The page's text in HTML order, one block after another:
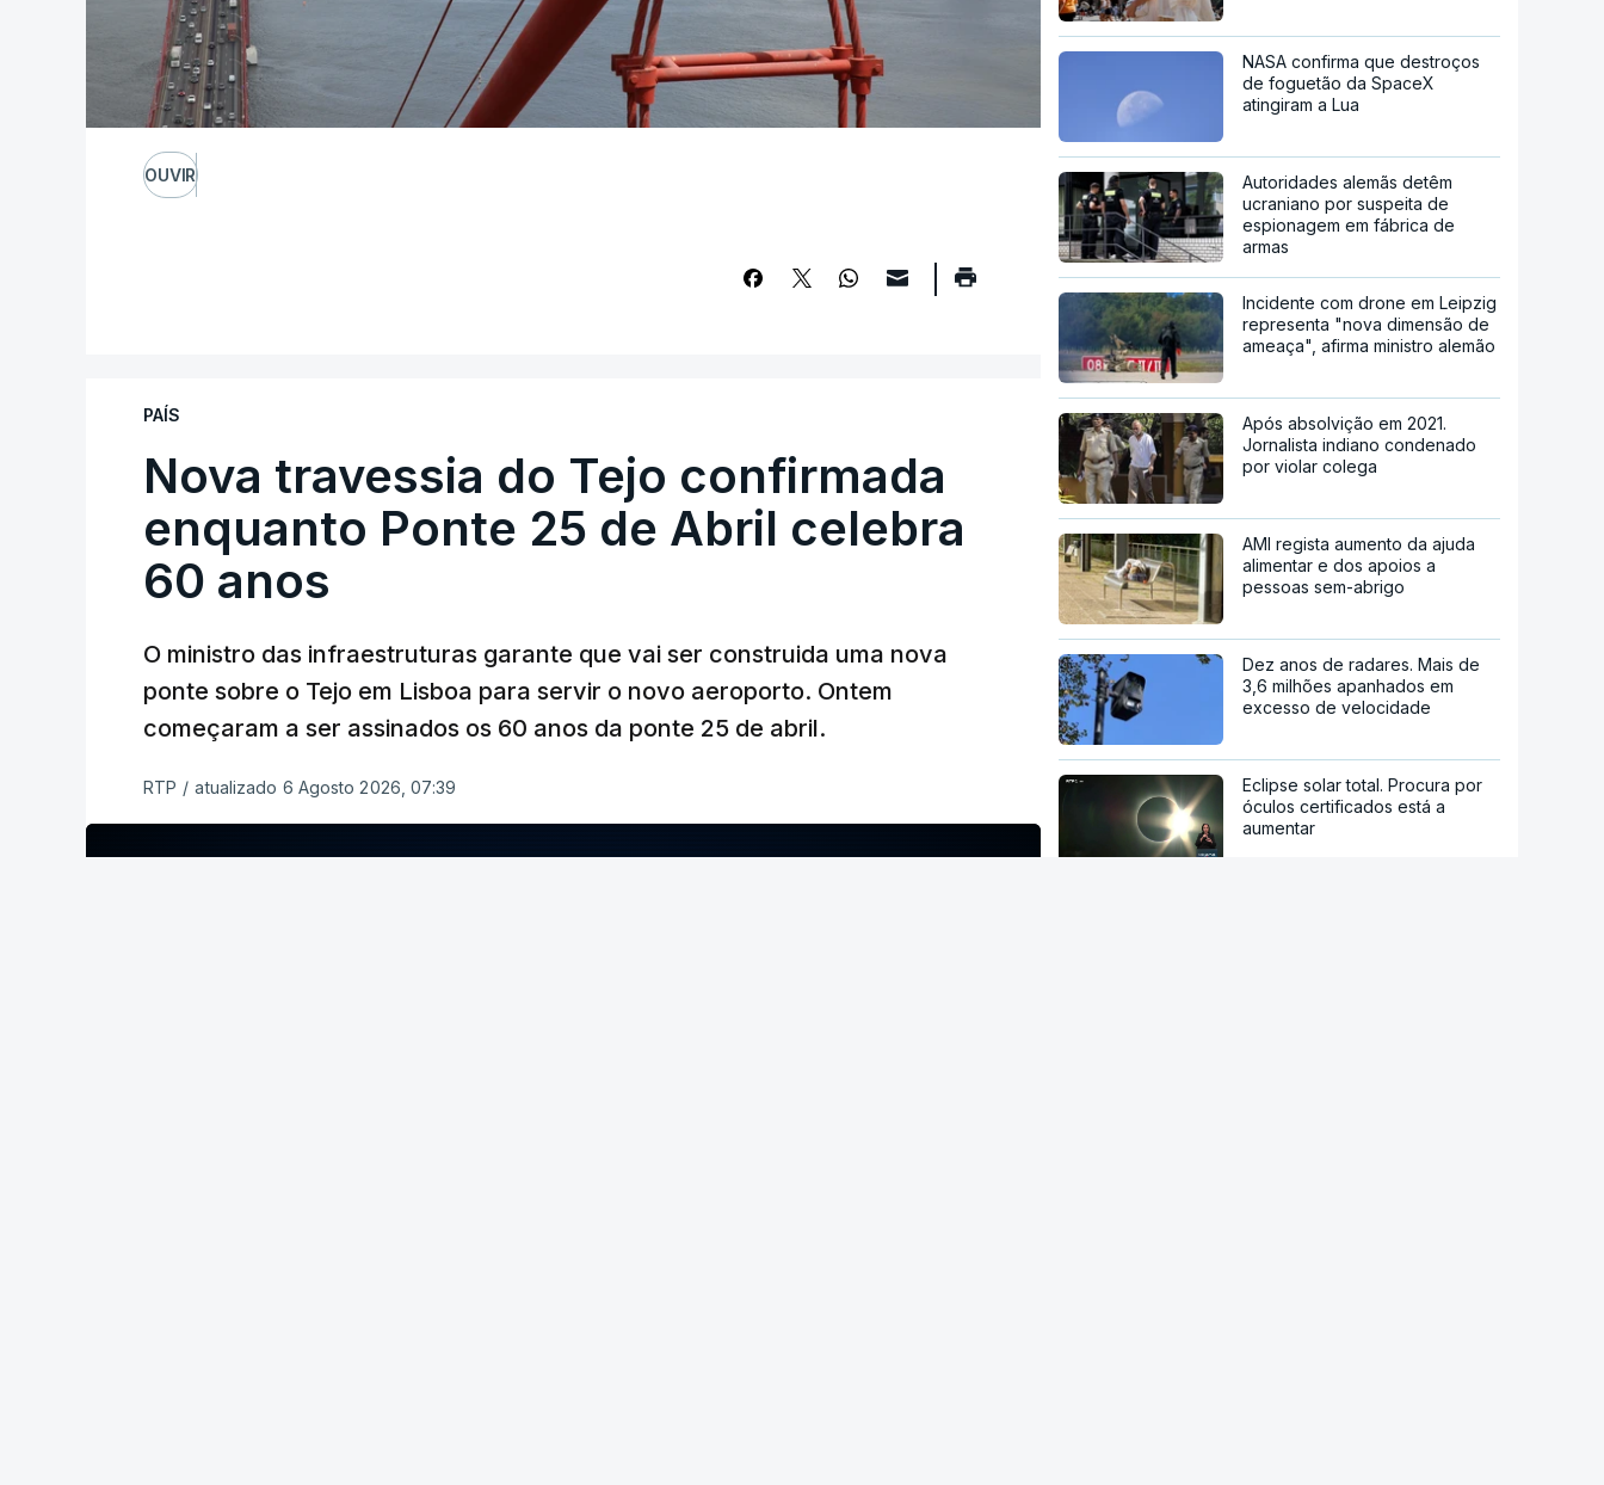
OUVIR
PAÍS
Nova travessia do Tejo confirmada
enquanto Ponte 25 de Abril celebra
60 anos
O ministro das infraestruturas garante que vai ser construida uma nova
ponte sobre o Tejo em Lisboa para servir o novo aeroporto. Ontem
começaram a ser assinados os 60 anos da ponte 25 de abril.
RTP / atualizado 6 Agosto 2026, 07:39
NASA confirma que destroços
de foguetão da SpaceX
atingiram a Lua
Autoridades alemãs detêm
ucraniano por suspeita de
espionagem em fábrica de
armas
Incidente com drone em Leipzig
representa "nova dimensão de
ameaça", afirma ministro alemão
Após absolvição em 2021.
Jornalista indiano condenado
por violar colega
AMI regista aumento da ajuda
alimentar e dos apoios a
pessoas sem-abrigo
Dez anos de radares. Mais de
3,6 milhões apanhados em
excesso de velocidade
Eclipse solar total. Procura por
óculos certificados está a
aumentar